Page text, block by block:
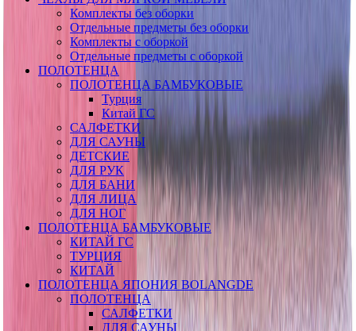
Комплекты без оборки
Отдельные предметы без оборки
Комплекты с оборкой
Отдельные предметы с оборкой
ПОЛОТЕНЦА
ПОЛОТЕНЦА БАМБУКОВЫЕ
Турция
Китай ГС
САЛФЕТКИ
ДЛЯ САУНЫ
ДЕТСКИЕ
ДЛЯ РУК
ДЛЯ БАНИ
ДЛЯ ЛИЦА
ДЛЯ НОГ
ПОЛОТЕНЦА БАМБУКОВЫЕ
КИТАЙ ГС
ТУРЦИЯ
КИТАЙ
ПОЛОТЕНЦА ЯПОНИЯ BOLANGDE
ПОЛОТЕНЦА
САЛФЕТКИ
ДЛЯ САУНЫ